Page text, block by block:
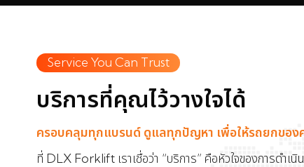
Service You Can Trust
บริการที่คุณไว้วางใจได้
ครอบคลุมทุกแบรนด์ ดูแลทุกปัญหา เพื่อให้รถยกของ
ที่ DLX Forklift เราเชื่อว่า “บริการ” คือหัวใจของการดำเ